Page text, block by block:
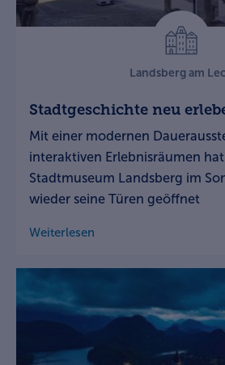
Landsberg am
Stadtgeschichte neu
Mit einer modernen
interaktiven Erlebnisräumen
Stadtmuseum Landsberg im
wieder seine Türen geöffnet
Weiterlesen